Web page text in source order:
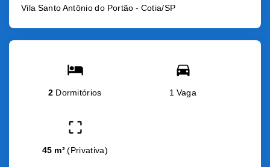
Vila Santo Antônio do Portão - Cotia/SP
2 Dormitórios 1 Vaga
45 m² (Privativa)